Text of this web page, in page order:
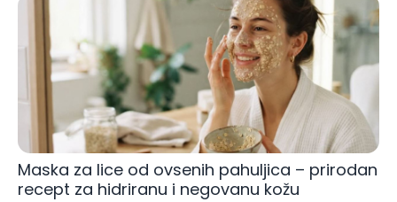
Maska za lice od ovsenih pahuljica – prirodan
recept za hidriranu i negovanu kožu